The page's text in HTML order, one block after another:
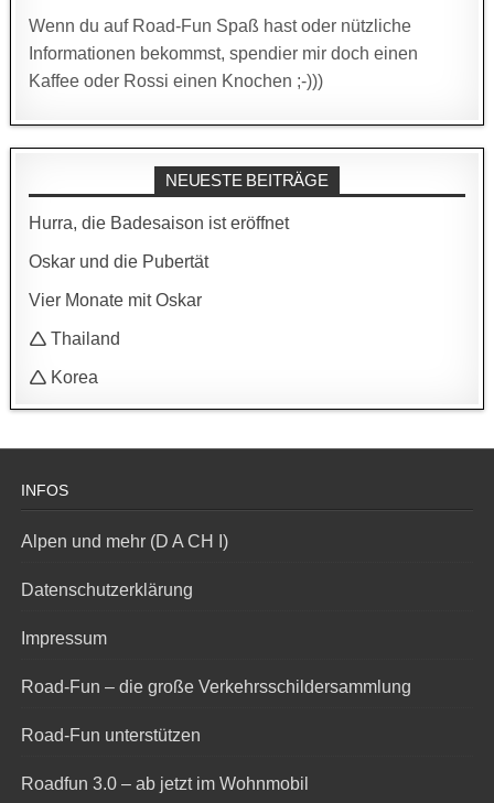
Wenn du auf Road-Fun Spaß hast oder nützliche
Informationen bekommst, spendier mir doch einen
Kaffee oder Rossi einen Knochen ;-)))
NEUESTE BEITRÄGE
Hurra, die Badesaison ist eröffnet
Oskar und die Pubertät
Vier Monate mit Oskar
🛆 Thailand
🛆 Korea
INFOS
Alpen und mehr (D A CH I)
Datenschutzerklärung
Impressum
Road-Fun – die große Verkehrsschildersammlung
Road-Fun unterstützen
Roadfun 3.0 – ab jetzt im Wohnmobil